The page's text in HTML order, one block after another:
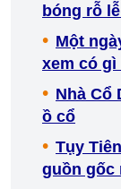
bóng rỗ
Một
xem có gì
Nhà Cổ
ồ cổ
Tụy
guồn gốc